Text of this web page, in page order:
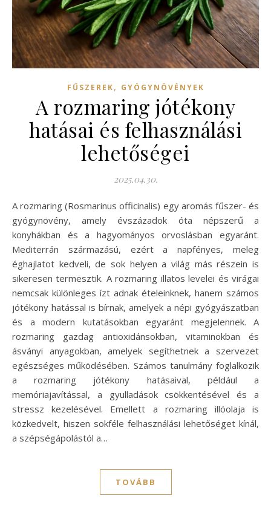
FŰSZEREK, GYÓGYNÖVÉNYEK
A rozmaring jótékony
hatásai és felhasználási
lehetőségei
2025.04.30.
A rozmaring (Rosmarinus officinalis) egy aromás fűszer- és
gyógy­növény, amely évszázadok óta népszerű a
konyhákban és a hagyományos orvoslásban egyaránt.
Mediterrán származású, ezért a napfényes, meleg
éghajlatot kedveli, de sok helyen a világ más részein is
sikeresen termesztik. A rozmaring illatos levelei és virágai
nemcsak különleges ízt adnak ételeinknek, hanem számos
jótékony hatással is bírnak, amelyek a népi gyógyászatban
és a modern kutatásokban egyaránt megjelennek. A
rozmaring gazdag antioxidánsokban, vitaminokban és
ásványi anyagokban, amelyek segíthetnek a szervezet
egészséges működésében. Számos tanulmány foglalkozik
a rozmaring jótékony hatásaival, például a
memóriajavítással, a gyulladások csökkentésével és a
stressz kezelésével. Emellett a rozmaring illóolaja is
közkedvelt, hiszen sokféle felhasználási lehetőséget kínál,
a szépségápolástól a…
TOVÁBB